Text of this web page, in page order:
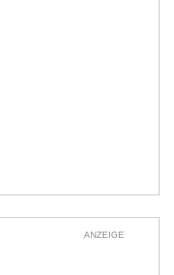
ANZEIGE